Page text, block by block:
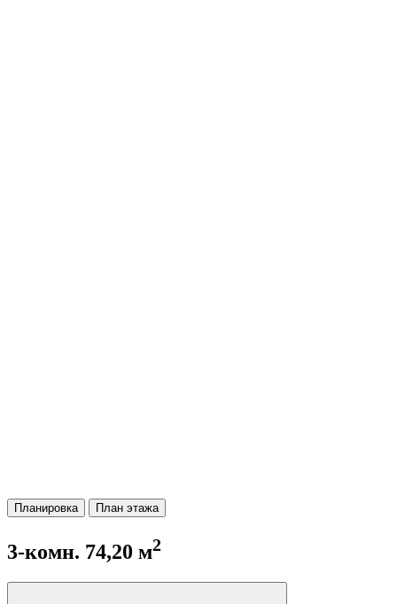
Планировка План этажа
3-комн. 74,20 м2